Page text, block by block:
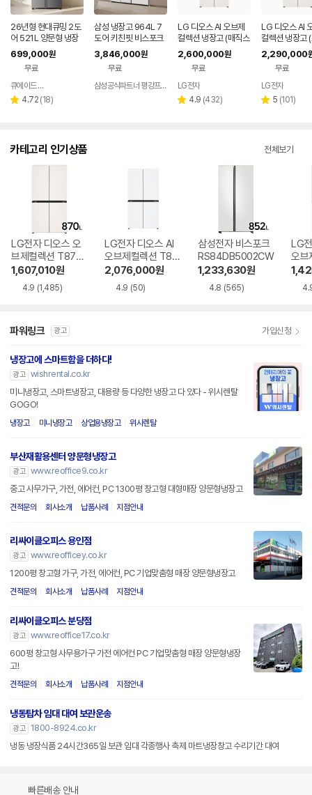
26년형 현대큐밍 2도
어 521L 양문형 냉장
고 실버 가정용 사무실
QRSE52TSS3Y
699,000원
무료
큐에이드 스토어
별 4.72 리
(18)
삼성 냉장고 964L 7
도어 키친핏 비스포크
빌트인 비스코프 900
리터
3,846,000원
무료
삼성공식파트너 평강프라자
LG 디오스 AI 오브제
컬렉션 냉장고 (매직스
페이스) T876MEE1
H1
2,600,000원
무료
LG전자
별 4.9 리
(432)
LG 디오스 AI
컬렉션 냉장고
매직스페이스
MEE412
2,290,000
무료
LG전자
별 5 리
(101)
카테고리 인기상품 전체보기
LG전자 디오스 오
브제컬렉션 T873
MEE111
1,607,010원
4.9 (1,485)
LG전자 디오스 AI
오브제컬렉션 T87
6MQQ1H1
2,076,000원
4.9 (50)
삼성전자 비스포크
RS84DB5002CW
1,233,630원
4.8 (565)
LG
오브
파워링크 광고 가입신청
냉장고에 스마트함을 더하다!
광고 wishrental.co.kr
미니냉장고, 스마트냉장고, 대용량 등 다양한 냉장고 다 있다 - 위시렌탈
GOGO!
냉장고 미니냉장고 상업용냉장고 위시렌탈
부산재활용센터 양문형냉장고
광고 www.reoffice9.co.kr
중고 사무가구, 가전, 에어컨, PC 1300평 창고형 대형매장 양문형냉장고
견적문의 회사소개 납품사례 지점안내
리싸이클오피스 용인점
광고 www.reofficey.co.kr
1200평 창고형 가구, 가전, 에어컨, PC 기업맞춤형 매장 양문형냉장고
견적문의 회사소개 납품사례 지점안내
리싸이클오피스 분당점
광고 www.reoffice17.co.kr
600평 창고형 사무용가구 가전 에어컨 PC 기업맞춤형 매장 양문형냉장
고!
견적문의 회사소개 납품사례 지점안내
냉동탑차 임대 대여 보관운송
광고 1800-8924.co.kr
냉동 냉장식품 24시간365일 보관 임대 각종행사 축제 마트냉장창고 수리기간 대여
빠른배송 안내